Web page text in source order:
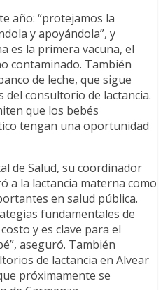
año: “protejamos la
y apoyándola”, y
es la primera vacuna, el
contaminado. También
de leche, que sigue
del consultorio de lactancia.
que los bebés
tengan una oportunidad
de Salud, su coordinador
a la lactancia materna como
en salud pública.
fundamentales de
y es clave para el
aseguró. También
de lactancia en Alvear
próximamente se